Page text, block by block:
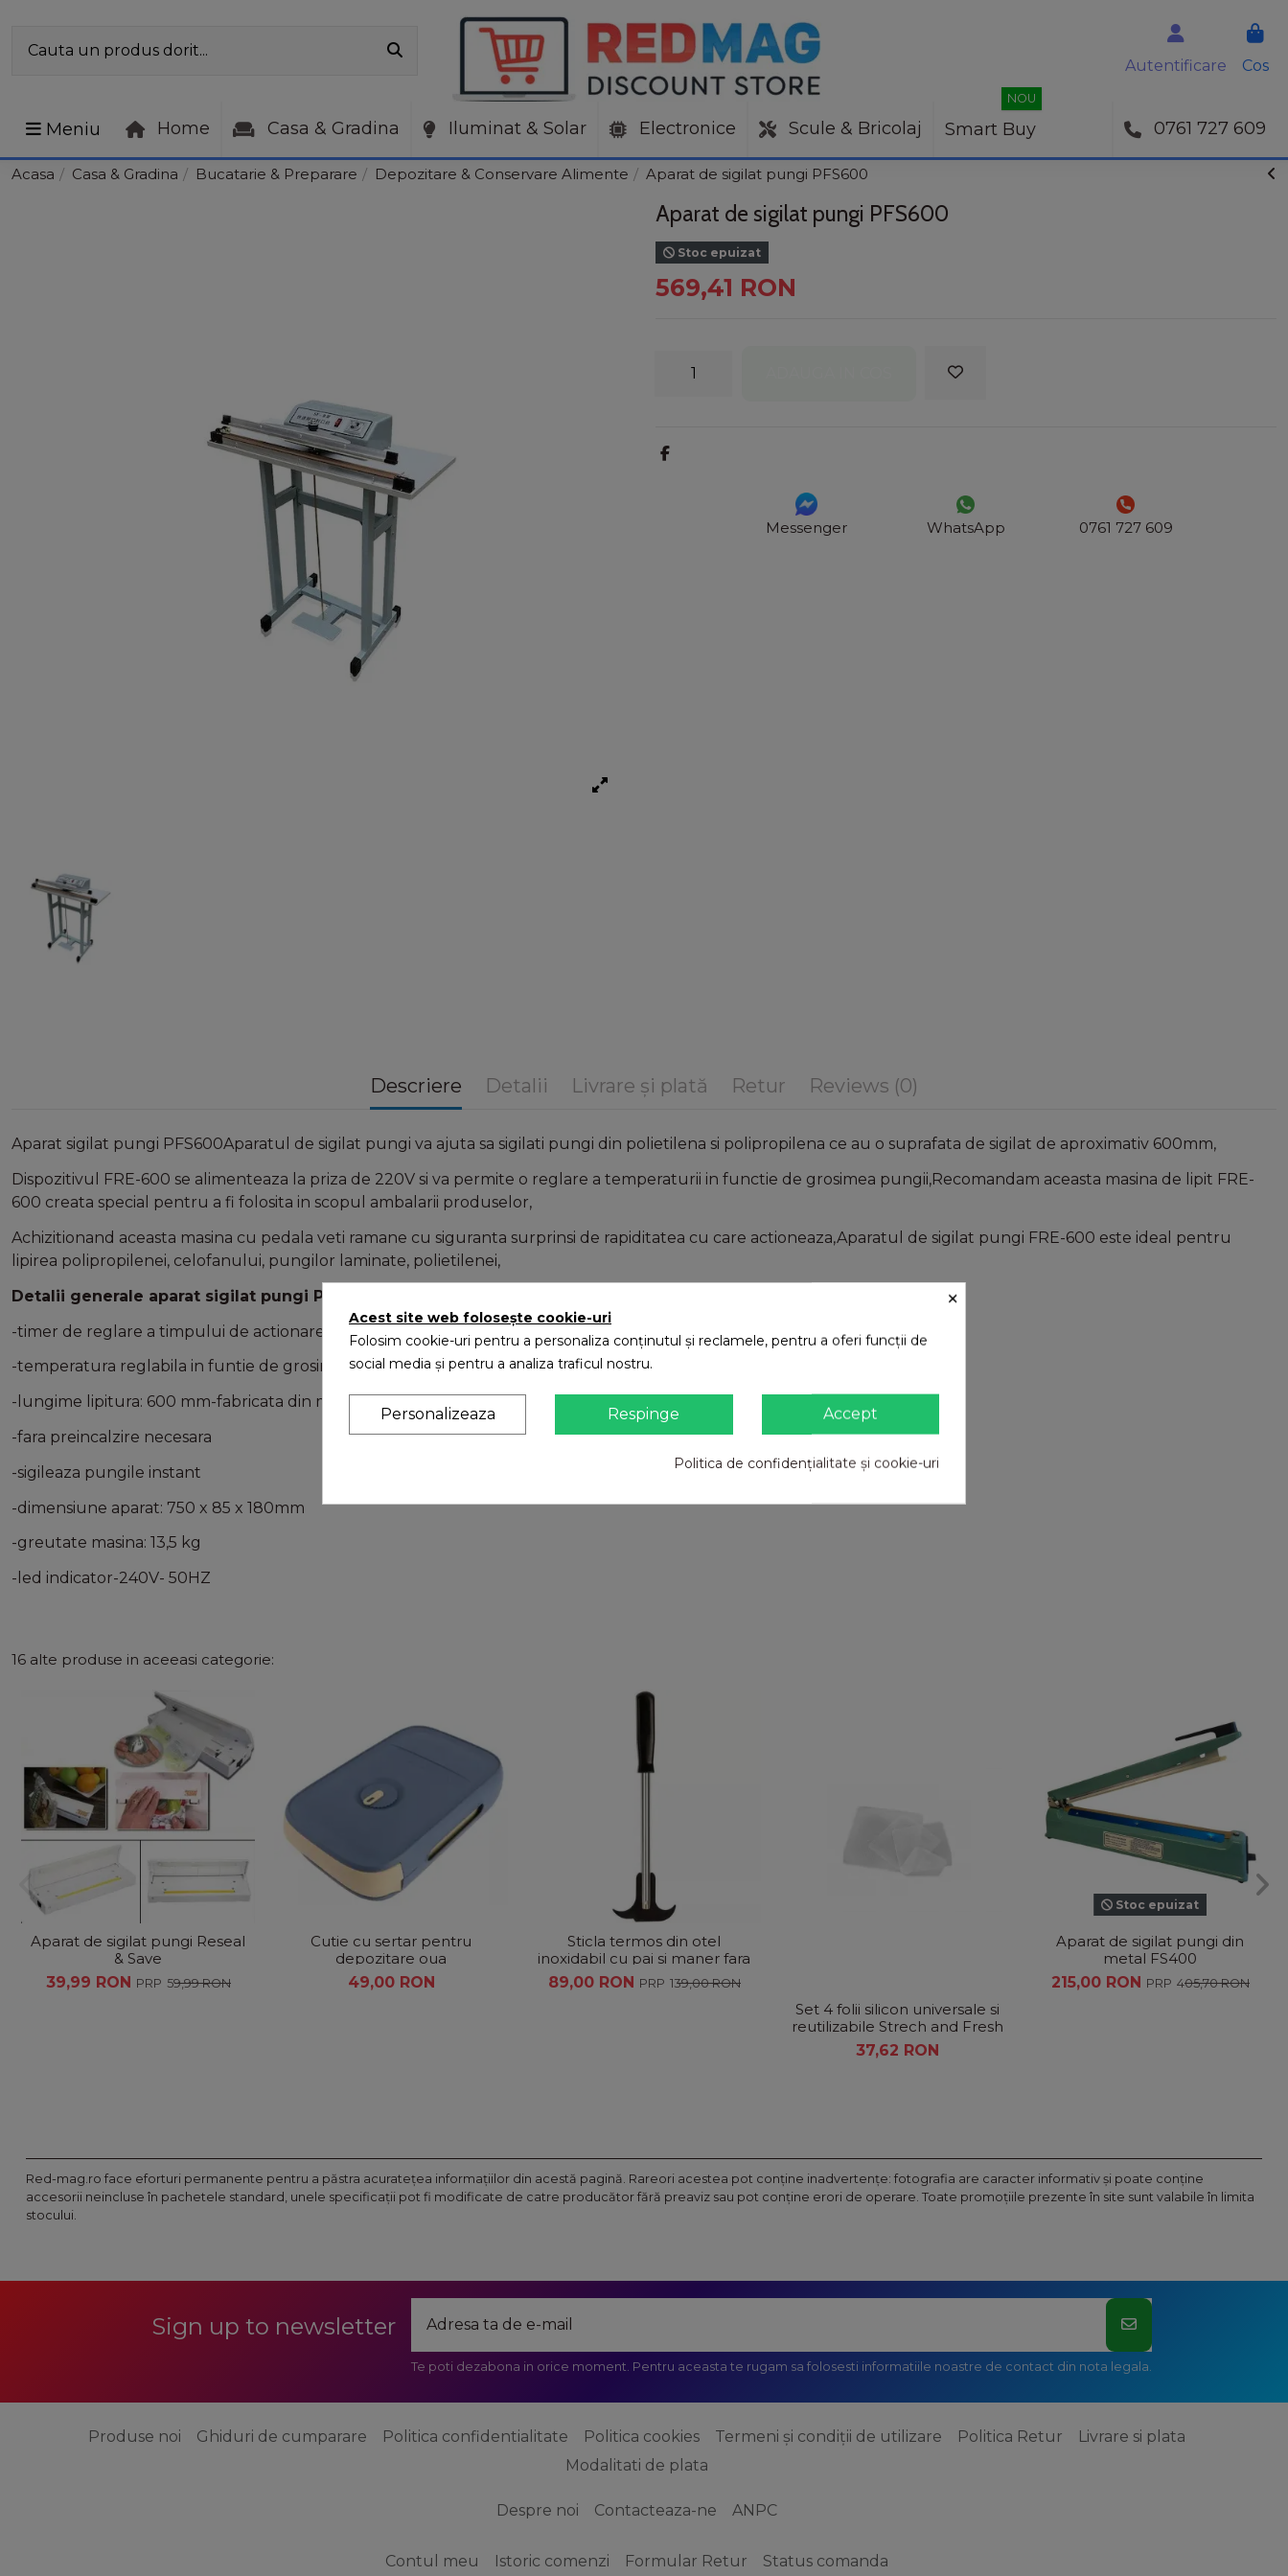
Autentificare Cos
Meniu Home Casa & Gradina Iluminat & Solar Electronice Scule & Bricolaj Smart Buy
NOU
0761 727 609
Acasa Casa & Gradina Bucatarie & Preparare Depozitare & Conservare Alimente Aparat de sigilat pungi PFS600
Aparat de sigilat pungi PFS600
Stoc epuizat
569,41 RON
Messenger WhatsApp 0761 727 609
Descriere Detalii Livrare și plată Retur Reviews (0)
Aparat sigilat pungi PFS600Aparatul de sigilat pungi va ajuta sa sigilati pungi din polietilena si polipropilena ce au o suprafata de sigilat de aproximativ 600mm,
Dispozitivul FRE-600 se alimenteaza la priza de 220V si va permite o reglare a temperaturii in functie de grosimea pungii,Recomandam aceasta masina de lipit FRE-
600 creata special pentru a fi folosita in scopul ambalarii produselor,
Achizitionand aceasta masina cu pedala veti ramane cu siguranta surprinsi de rapiditatea cu care actioneaza,Aparatul de sigilat pungi FRE-600 este ideal pentru
lipirea polipropilenei, celofanului, pungilor laminate, polietilenei,
Detalii generale aparat sigilat pungi PFS600:
-timer de reglare a timpului de actionare in functie de material
-temperatura reglabila in funtie de grosimea pungii
-lungime lipitura: 600 mm-fabricata din metal
-fara preincalzire necesara
-sigileaza pungile instant
-dimensiune aparat: 750 x 85 x 180mm
-greutate masina: 13,5 kg
-led indicator-240V- 50HZ
16 alte produse in aceeasi categorie:
Aparat de sigilat pungi Reseal
& Save
39,99 RON
59,99 RON
Cutie cu sertar pentru
depozitare oua
49,00 RON
Sticla termos din otel
inoxidabil cu pai si maner fara
BPA- 550 ml, model roz cu
unicorn
89,00 RON 139,00 RON
Set 4 folii silicon universale si
reutilizabile Strech and Fresh
37,62 RON
Stoc epuizat
Aparat de sigilat pungi din
metal FS400
215,00 RON
405,70 RON
Red-mag.ro face eforturi permanente pentru a păstra acurateţea informaţiilor din acestă pagină. Rareori acestea pot conţine inadvertenţe: fotografia are caracter informativ şi poate conţine
accesorii neincluse în pachetele standard, unele specificaţii pot fi modificate de catre producător fără preaviz sau pot conţine erori de operare. Toate promoţiile prezente în site sunt valabile în limita
stocului.
Sign up to newsletter
Te poti dezabona in orice moment. Pentru aceasta te rugam sa folosesti informatiile noastre de contact din nota legala.
Produse noi Ghiduri de cumparare Politica confidentialitate Politica cookies Termeni și condiții de utilizare Politica Retur
Livrare si plata
Modalitati de plata
Despre noi Contacteaza-ne ANPC
Contul meu Istoric comenzi Formular Retur Status comanda
×
Acest site web folosește cookie-uri
Folosim cookie-uri pentru a personaliza conținutul și reclamele, pentru a oferi funcții de
social media și pentru a analiza traficul nostru.
Personalizeaza Respinge Accept
Politica de confidențialitate și cookie-uri